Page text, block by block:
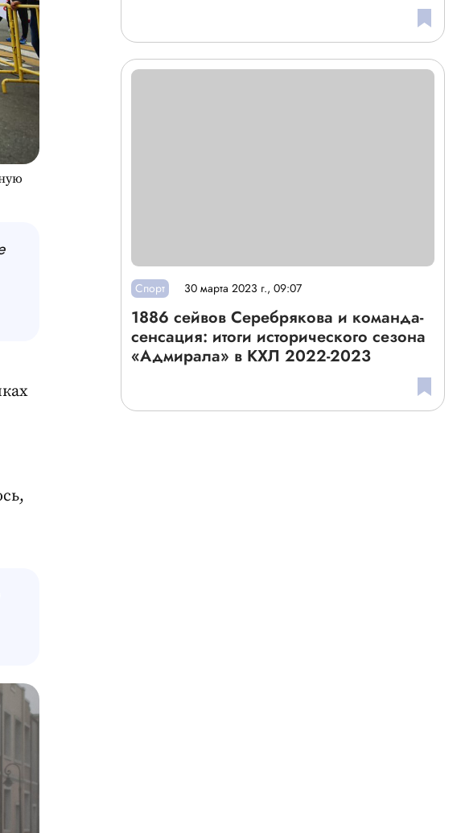
Спорт 30 марта 2023 г., 09:07
1886 сейвов Серебрякова и команда-
сенсация: итоги исторического сезона
«Адмирала» в КХЛ 2022-2023